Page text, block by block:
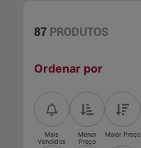
87 PRODUTOS
Ordenar por
Mais
Vendidos
Menor
Preço
Maior Preço
º